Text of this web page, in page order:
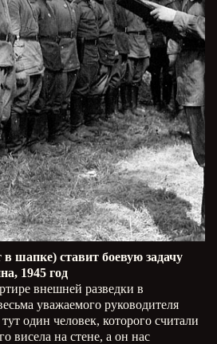
шапке) ставит боевую задачу
1945 год
внешней разведки в
уважаемого руководителя
один человек, которого считали
висела на стене, а он нас